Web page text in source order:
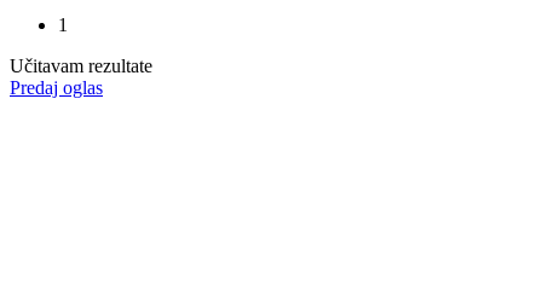
1
Učitavam rezultate
Predaj oglas